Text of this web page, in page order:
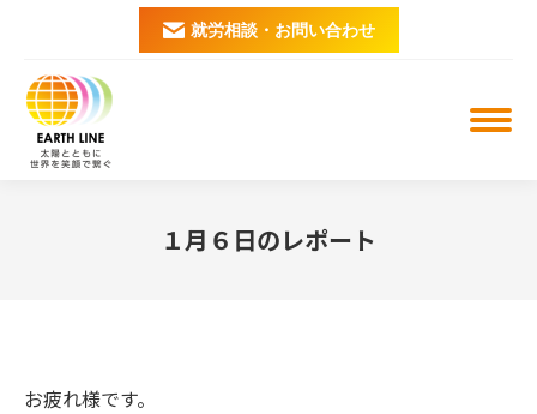
就労相談・お問い合わせ
１月６日のレポート
お疲れ様です。